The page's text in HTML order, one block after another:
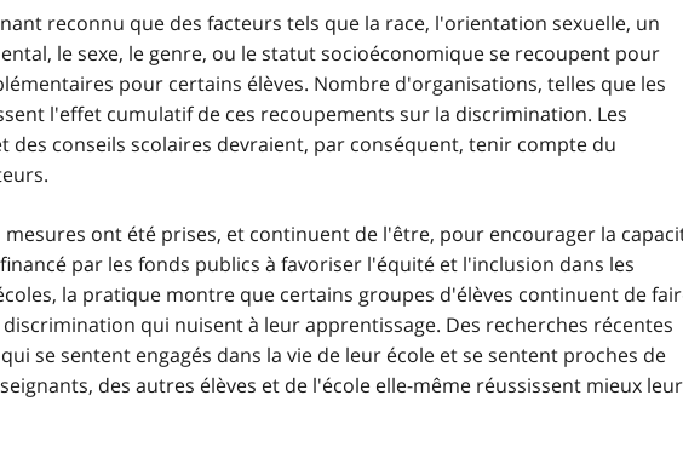
reconnu que des facteurs tels que la race, l'orientation sexuelle, un
le sexe, le genre, ou le statut socioéconomique se recoupent pour
pour certains élèves. Nombre d'organisations, telles que les
l'effet cumulatif de ces recoupements sur la discrimination. Les
des conseils scolaires devraient, par conséquent, tenir compte du
mesures ont été prises, et continuent de l'être, pour encourager la
par les fonds publics à favoriser l'équité et l'inclusion dans les
la pratique montre que certains groupes d'élèves continuent de
qui nuisent à leur apprentissage. Des recherches récentes
se sentent engagés dans la vie de leur école et se sentent proches de
des autres élèves et de l'école elle-même réussissent mieux